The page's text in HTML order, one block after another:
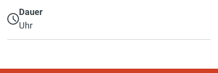
Dauer
Uhr